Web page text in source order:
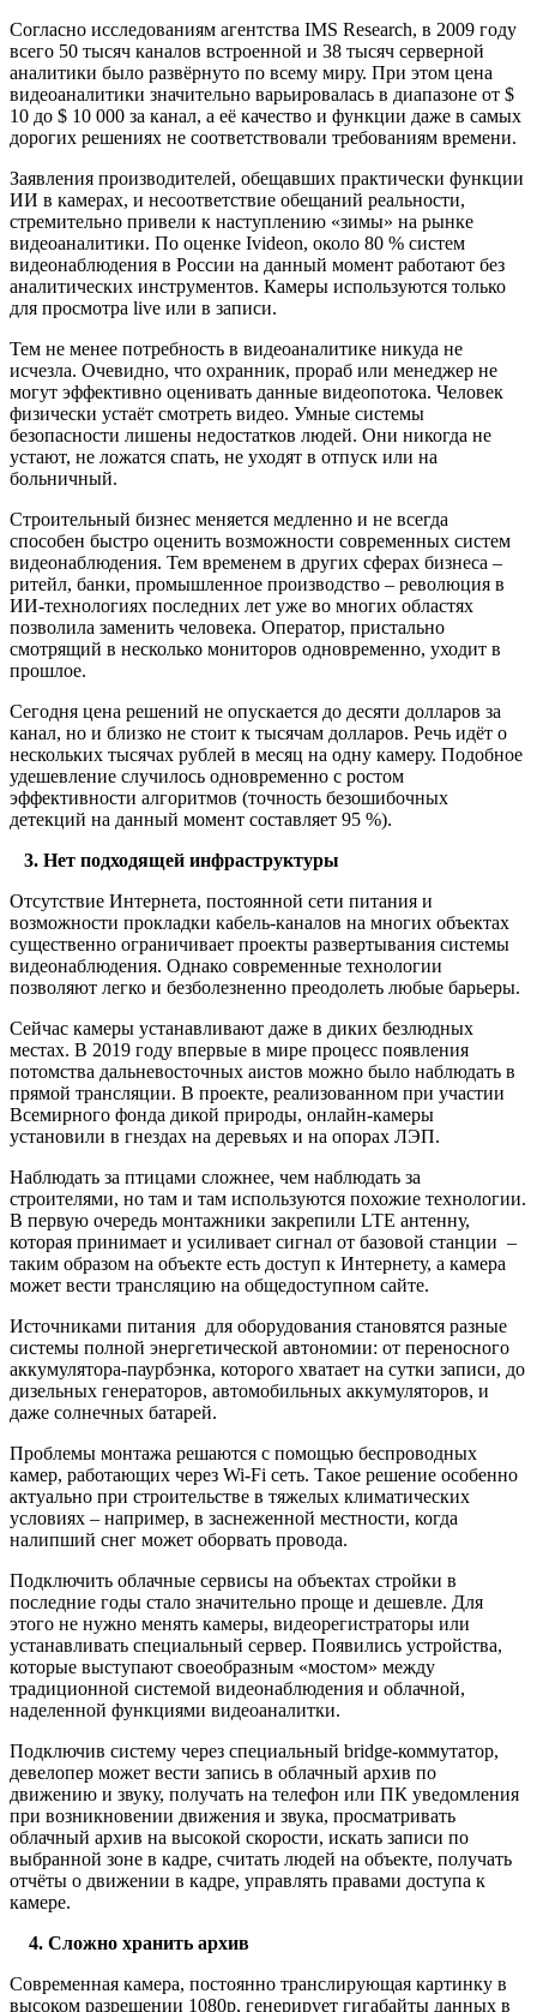
Согласно исследованиям агентства IMS Research, в 2009 году
всего 50 тысяч каналов встроенной и 38 тысяч серверной
аналитики было развёрнуто по всему миру. При этом цена
видеоаналитики значительно варьировалась в диапазоне от $
10 до $ 10 000 за канал, а её качество и функции даже в самых
дорогих решениях не соответствовали требованиям времени.
Заявления производителей, обещавших практически функции
ИИ в камерах, и несоответствие обещаний реальности,
стремительно привели к наступлению «зимы» на рынке
видеоаналитики. По оценке Ivideon, около 80 % систем
видеонаблюдения в России на данный момент работают без
аналитических инструментов. Камеры используются только
для просмотра live или в записи.
Тем не менее потребность в видеоаналитике никуда не
исчезла. Очевидно, что охранник, прораб или менеджер не
могут эффективно оценивать данные видеопотока. Человек
физически устаёт смотреть видео. Умные системы
безопасности лишены недостатков людей. Они никогда не
устают, не ложатся спать, не уходят в отпуск или на
больничный.
Строительный бизнес меняется медленно и не всегда
способен быстро оценить возможности современных систем
видеонаблюдения. Тем временем в других сферах бизнеса –
ритейл, банки, промышленное производство – революция в
ИИ-технологиях последних лет уже во многих областях
позволила заменить человека. Оператор, пристально
смотрящий в несколько мониторов одновременно, уходит в
прошлое.
Сегодня цена решений не опускается до десяти долларов за
канал, но и близко не стоит к тысячам долларов. Речь идёт о
нескольких тысячах рублей в месяц на одну камеру. Подобное
удешевление случилось одновременно с ростом
эффективности алгоритмов (точность безошибочных
детекций на данный момент составляет 95 %).
3. Нет подходящей инфраструктуры
Отсутствие Интернета, постоянной сети питания и
возможности прокладки кабель-каналов на многих объектах
существенно ограничивает проекты развертывания системы
видеонаблюдения. Однако современные технологии
позволяют легко и безболезненно преодолеть любые барьеры.
Сейчас камеры устанавливают даже в диких безлюдных
местах. В 2019 году впервые в мире процесс появления
потомства дальневосточных аистов можно было наблюдать в
прямой трансляции. В проекте, реализованном при участии
Всемирного фонда дикой природы, онлайн-камеры
установили в гнездах на деревьях и на опорах ЛЭП.
Наблюдать за птицами сложнее, чем наблюдать за
строителями, но там и там используются похожие технологии.
В первую очередь монтажники закрепили LTE антенну,
которая принимает и усиливает сигнал от базовой станции –
таким образом на объекте есть доступ к Интернету, а камера
может вести трансляцию на общедоступном сайте.
Источниками питания для оборудования становятся разные
системы полной энергетической автономии: от переносного
аккумулятора-паурбэнка, которого хватает на сутки записи, до
дизельных генераторов, автомобильных аккумуляторов, и
даже солнечных батарей.
Проблемы монтажа решаются с помощью беспроводных
камер, работающих через Wi-Fi сеть. Такое решение особенно
актуально при строительстве в тяжелых климатических
условиях – например, в заснеженной местности, когда
налипший снег может оборвать провода.
Подключить облачные сервисы на объектах стройки в
последние годы стало значительно проще и дешевле. Для
этого не нужно менять камеры, видеорегистраторы или
устанавливать специальный сервер. Появились устройства,
которые выступают своеобразным «мостом» между
традиционной системой видеонаблюдения и облачной,
наделенной функциями видеоаналитки.
Подключив систему через специальный bridge-коммутатор,
девелопер может вести запись в облачный архив по
движению и звуку, получать на телефон или ПК уведомления
при возникновении движения и звука, просматривать
облачный архив на высокой скорости, искать записи по
выбранной зоне в кадре, считать людей на объекте, получать
отчёты о движении в кадре, управлять правами доступа к
камере.
4. Сложно хранить архив
Современная камера, постоянно транслирующая картинку в
высоком разрешении 1080p, генерирует гигабайты данных в